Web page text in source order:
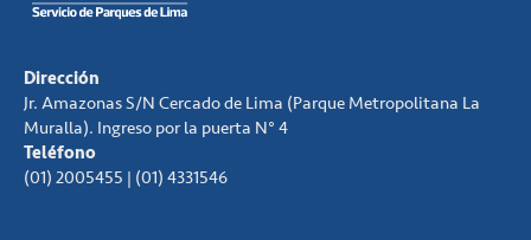
Dirección
Jr. Amazonas S/N Cercado de Lima (Parque Metropolitana La
Muralla). Ingreso por la puerta N° 4
Teléfono
(01) 2005455 | (01) 4331546